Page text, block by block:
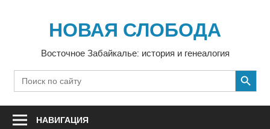
содержимомуНОВАЯ СЛОБОДА
Восточное Забайкалье: история и генеалогия
Search
for:
SEARCH BUTTON
НАВИГАЦИЯ